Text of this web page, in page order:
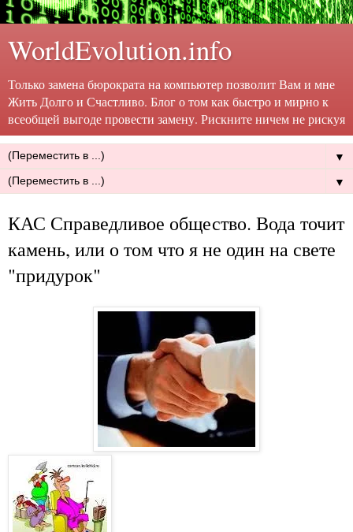
WorldEvolution.info
Только замена бюрократа на компьютер позволит Вам и мне
Жить Долго и Счастливо. Блог о том как быстро и мирно к
всеобщей выгоде провести замену. Рискните ничем не рискуя
▼
▼
КАС Справедливое общество. Вода точит
камень, или о том что я не один на свете
"придурок"